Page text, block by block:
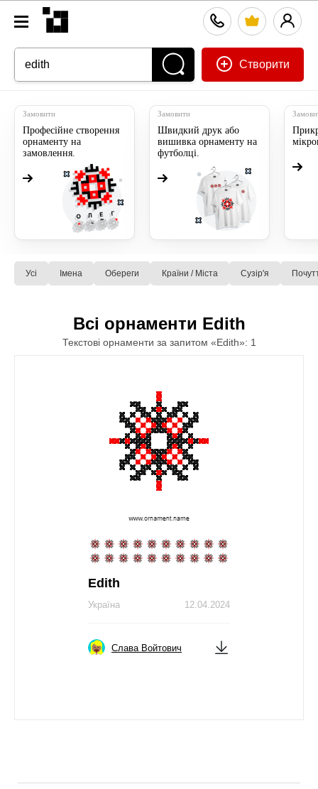
Створити
Замовити
Професійне створення
орнаменту на
замовлення.
Замовити
Швидкий друк або
вишивка орнаменту на
футболці.
Усі Імена Обереги Країни / Міста Сузiр'я
Всі орнаменти Edith
Текстові орнаменти за запитом «Edith»: 1
Edith
12.04.2024
Україна
Слава Войтович